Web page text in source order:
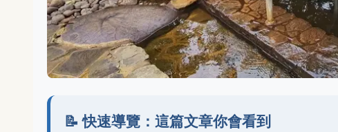
📝 快速導覽：這篇文章你會看到